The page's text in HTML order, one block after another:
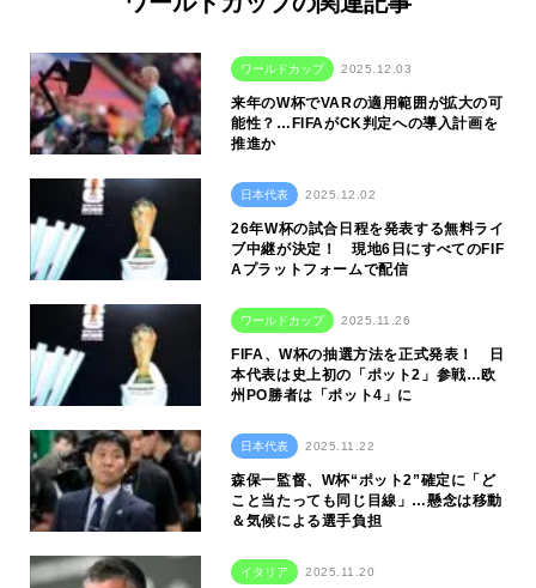
ワールドカップ 2025.12.03
来年のW杯でVARの適用範囲が拡大の可
能性？…FIFAがCK判定への導入計画を
推進か
日本代表 2025.12.02
26年W杯の試合日程を発表する無料ライ
ブ中継が決定！ 現地6日にすべてのFIF
Aプラットフォームで配信
ワールドカップ 2025.11.26
FIFA、W杯の抽選方法を正式発表！ 日
本代表は史上初の「ポット2」参戦…欧
州PO勝者は「ポット4」に
日本代表 2025.11.22
森保一監督、W杯“ポット2”確定に「ど
こと当たっても同じ目線」…懸念は移動
＆気候による選手負担
イタリア 2025.11.20